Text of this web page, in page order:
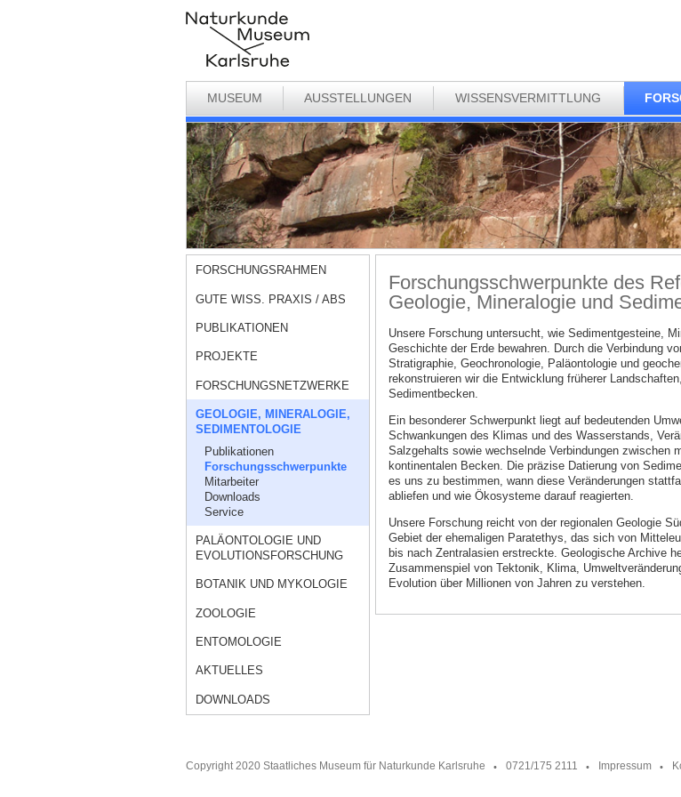
MUSEUM AUSSTELLUNGEN WISSENSVERMITTLUNG
FORSCHUNGSRAHMEN
GUTE WISS. PRAXIS / ABS
PUBLIKATIONEN
PROJEKTE
FORSCHUNGSNETZWERKE
GEOLOGIE, MINERALOGIE,
SEDIMENTOLOGIE
Publikationen
Forschungsschwerpunkte
Mitarbeiter
Downloads
Service
PALÄONTOLOGIE UND
EVOLUTIONSFORSCHUNG
BOTANIK UND MYKOLOGIE
ZOOLOGIE
ENTOMOLOGIE
AKTUELLES
DOWNLOADS
Forschungsschwerpunkte des
Geologie, Mineralogie und
Unsere Forschung untersucht, wie Sedimentgesteine,
Geschichte der Erde bewahren. Durch die Verbindung
Stratigraphie, Geochronologie, Paläontologie und
rekonstruieren wir die Entwicklung früherer
Sedimentbecken.
Ein besonderer Schwerpunkt liegt auf bedeutenden
Schwankungen des Klimas und des Wasserstands,
Salzgehalts sowie wechselnde Verbindungen zwischen
kontinentalen Becken. Die präzise Datierung von
es uns zu bestimmen, wann diese Veränderungen
abliefen und wie Ökosysteme darauf reagierten.
Unsere Forschung reicht von der regionalen Geologie
Gebiet der ehemaligen Paratethys, das sich von
bis nach Zentralasien erstreckte. Geologische Archive
Zusammenspiel von Tektonik, Klima,
Evolution über Millionen von Jahren zu verstehen.
Copyright 2020 Staatliches Museum für Naturkunde Karlsruhe 0721/175 2111 Impressum